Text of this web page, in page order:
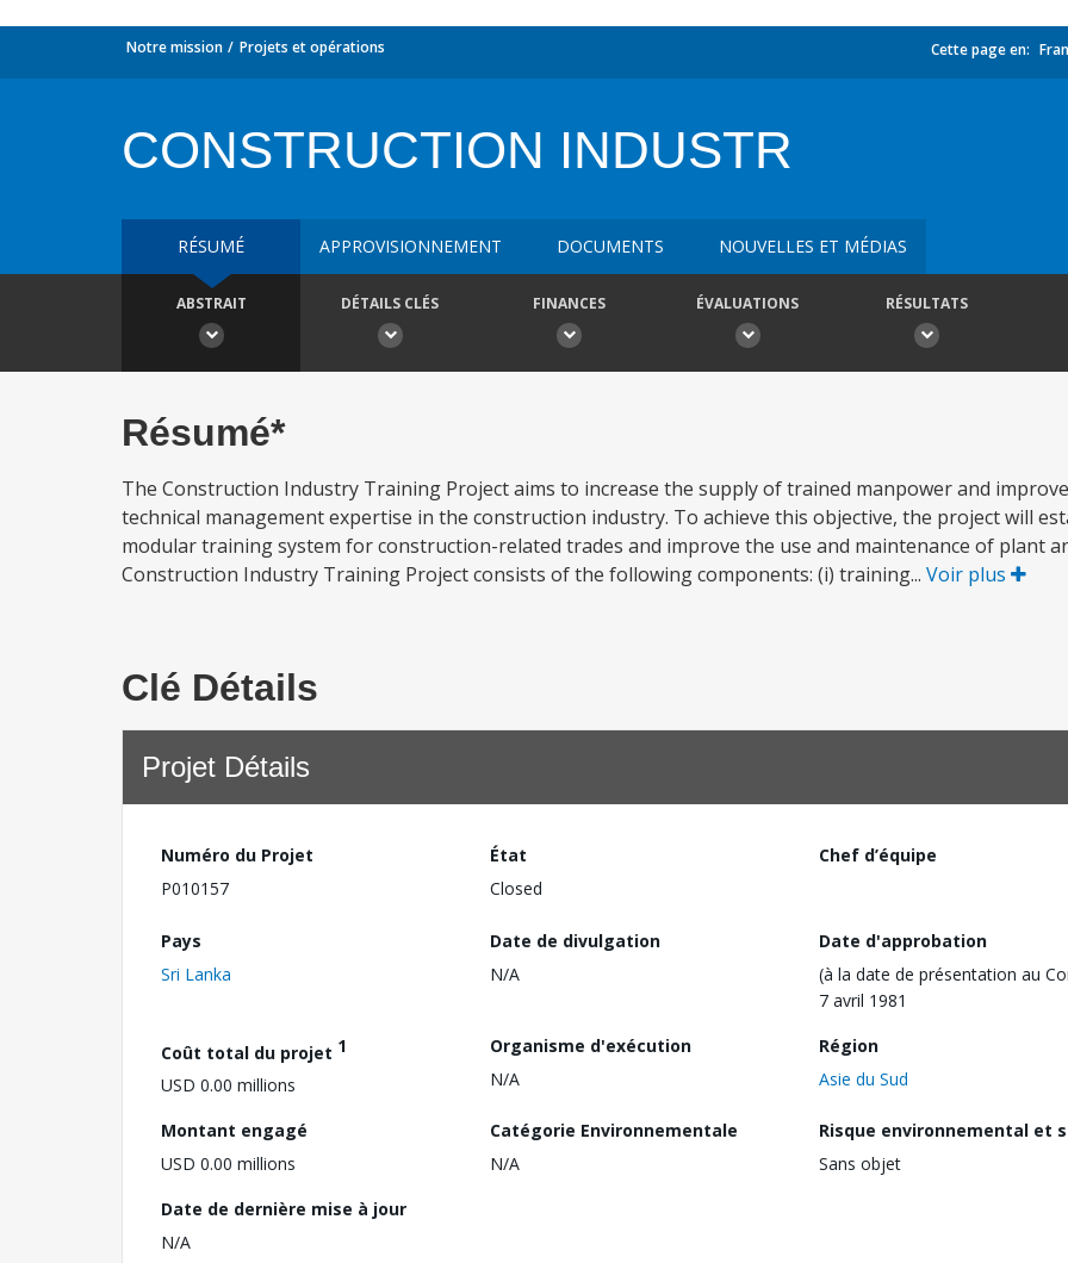
Notre mission Projets et opérations Cette page en:
CONSTRUCTION INDUSTR
RÉSUMÉ APPROVISIONNEMENT DOCUMENTS NOUVELLES ET MÉDIAS
ABSTRAIT DÉTAILS CLÉS FINANCES ÉVALUATIONS RÉSULTATS
Résumé*
The Construction Industry Training Project aims to increase the supply of trained manpower and
technical management expertise in the construction industry. To achieve this objective, the project will
modular training system for construction-related trades and improve the use and maintenance of plant
Construction Industry Training Project consists of the following components: (i) training... Voir plus
Clé Détails
Projet Détails
Numéro du Projet
P010157
État
Closed
Chef d’équipe
Pays
Sri Lanka
Date de divulgation
N/A
Date d'approbation
(à la date de présentation au
7 avril 1981
Coût total du projet 1
USD 0.00 millions
Organisme d'exécution
N/A
Région
Asie du Sud
Montant engagé
USD 0.00 millions
Catégorie Environnementale
N/A
Risque environnemental et
Sans objet
Date de dernière mise à jour
N/A